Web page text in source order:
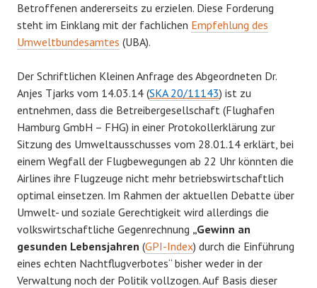
Betroffenen andererseits zu erzielen. Diese Forderung
steht im Einklang mit der fachlichen Empfehlung des
Umweltbundesamtes (UBA).
Der Schriftlichen Kleinen Anfrage des Abgeordneten Dr.
Anjes Tjarks vom 14.03.14 (SKA 20/11143) ist zu
entnehmen, dass die Betreibergesellschaft (Flughafen
Hamburg GmbH – FHG) in einer Protokollerklärung zur
Sitzung des Umweltausschusses vom 28.01.14 erklärt, bei
einem Wegfall der Flugbewegungen ab 22 Uhr könnten die
Airlines ihre Flugzeuge nicht mehr betriebswirtschaftlich
optimal einsetzen. Im Rahmen der aktuellen Debatte über
Umwelt- und soziale Gerechtigkeit wird allerdings die
volkswirtschaftliche Gegenrechnung „Gewinn an
gesunden Lebensjahren (GPI-Index) durch die Einführung
eines echten Nachtflugverbotes“ bisher weder in der
Verwaltung noch der Politik vollzogen. Auf Basis dieser